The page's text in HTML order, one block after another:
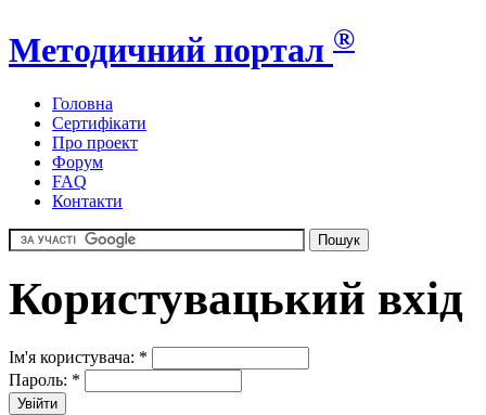
Методичний портал ®
Головна
Сертифікати
Про проект
Форум
FAQ
Контакти
Користувацький вхід
Ім'я користувача: *
Пароль: *